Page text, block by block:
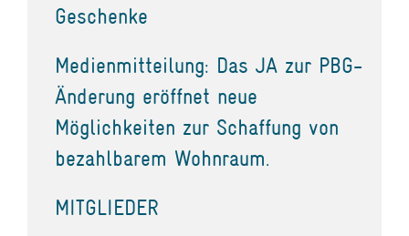
Geschenke
Medienmitteilung: Das JA zur PBG-
Änderung eröffnet neue
Möglichkeiten zur Schaffung von
bezahlbarem Wohnraum.
MITGLIEDER